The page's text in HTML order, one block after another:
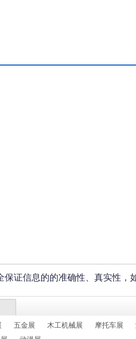
证信息的的准确性、真实性，
五金展 木工机械展 摩托车展